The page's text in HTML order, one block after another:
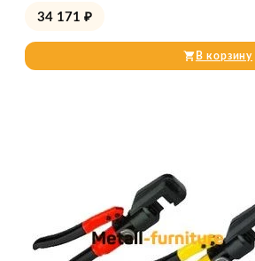
34 171 ₽
В корзину